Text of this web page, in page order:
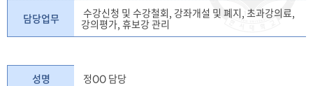
담당업무
수강신청 및 수강철회, 강좌개설 및 폐지, 초과강의료,
강의평가, 휴보강 관리
성명
정OO 담당